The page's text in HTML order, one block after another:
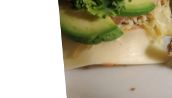
mozzarella